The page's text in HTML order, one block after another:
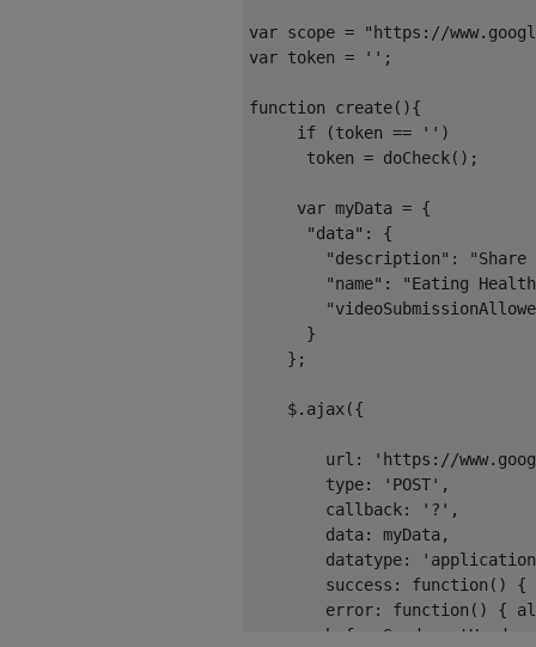
var scope = "https://
var token = '' ;
function create(){
if
(token == '' )
      token
= doCheck();
var myData = {
"data" :
{
"description" :
"name" : "Eating
}
};
    $
. ajax({
        url
: 'https://
        type
: 'POST' ,
        callback
: '?' ,
        data
: myData,
        datatype
:
        success
: function () {
        error
: function () {
        beforeSend
setHeader